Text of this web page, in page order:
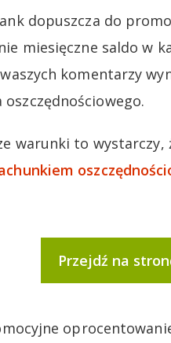
dopuszcza do
miesięczne saldo w
waszych komentarzy
warunki to
Przejdź na